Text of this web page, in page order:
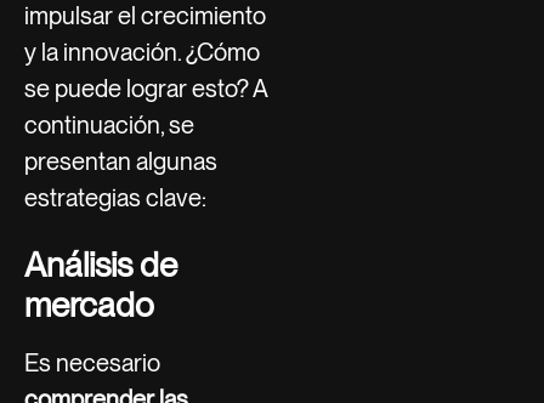
impulsar el crecimiento
y la innovación. ¿Cómo
se puede lograr esto? A
continuación, se
presentan algunas
estrategias clave:
Análisis de
mercado
Es necesario